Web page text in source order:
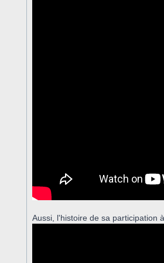
Aussi, l'histoire de sa participation